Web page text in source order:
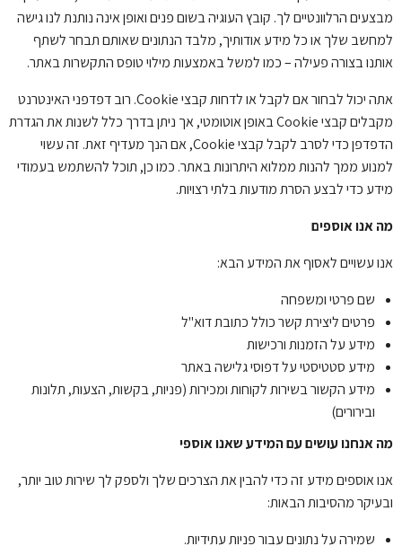
מבצעים הרלוונטיים לך. קובץ העוגיה בשום פנים ואופן אינה נותנת לנו גישה
למחשב שלך או כל מידע אודותיך, מלבד הנתונים שאותם תבחר לשתף
אותנו בצורה פעילה – כמו למשל באמצעות מילוי טופס התקשרות באתר.
אתה יכול לבחור אם לקבל או לדחות קבצי Cookie. רוב דפדפני האינטרנט
מקבלים קבצי Cookie באופן אוטומטי, אך ניתן בדרך כלל לשנות את הגדרת
הדפדפן כדי לסרב לקבל קבצי Cookie, אם הנך מעדיף זאת. זה עשוי
למנוע ממך להנות ממלוא היתרונות באתר. כמו כן, תוכל להשתמש בעמודי
מידע כדי לבצע הסרת מודעות בלתי רצויות.
מה אנו אוספים
אנו עשויים לאסוף את המידע הבא:
שם פרטי ומשפחה
פרטים ליצירת קשר כולל כתובת דוא"ל
מידע על הזמנות ורכישות
מידע סטטיסטי על דפוסי גלישה באתר
מידע הקשור בשירות לקוחות ומכירות (פניות, בקשות, הצעות, תלונות
ובירורים)
מה אנחנו עושים עם המידע שאנו אוספי
אנו אוספים מידע זה כדי להבין את הצרכים שלך ולספק לך שירות טוב יותר,
ובעיקר מהסיבות הבאות:
שמירה על נתונים עבור פניות עתידיות.